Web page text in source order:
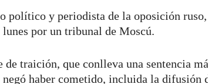
político y periodista de la oposición
por un tribunal de Moscú.
traición, que conlleva una sentencia
haber cometido, incluida la difusión